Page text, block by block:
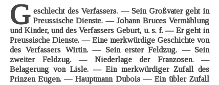
G eschlecht des Verfassers. — Sein Großvater geht in
Preussische Dienste. — Johann Bruces Vermählung
und Kinder, und des Verfassers Geburt, u. s. f. — Er geht in
Preussische Dienste. — Eine merkwürdige Geschichte von
des Verfassers Wirtin. — Sein erster Feldzug. — Sein
zweiter Feldzug. — Niederlage der Franzosen. —
Belagerung von Lisle. — Ein merkwürdiger Zufall des
Prinzen Eugen. — Hauptmann Dubois — Ein übler Zufall